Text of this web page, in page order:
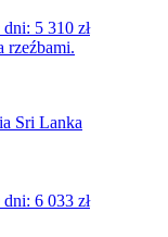
5 310 zł
Sri Lanka
6 033 zł